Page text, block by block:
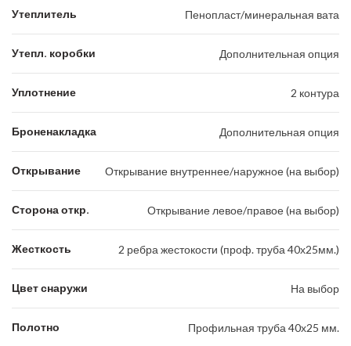
Утеплитель Пенопласт/минеральная вата
Утепл. коробки Дополнительная опция
Уплотнение 2 контура
Броненакладка Дополнительная опция
Открывание Открывание внутреннее/наружное (на выбор)
Сторона откр. Открывание левое/правое (на выбор)
Жесткость 2 ребра жестокости (проф. труба 40х25мм.)
Цвет снаружи На выбор
Полотно Профильная труба 40х25 мм.